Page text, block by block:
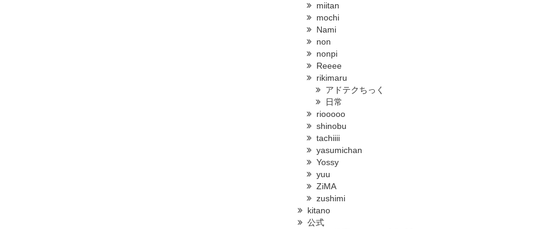
miitan
mochi
Nami
non
nonpi
Reeee
rikimaru
アドテクちっく
日常
riooooo
shinobu
tachiiii
yasumichan
Yossy
yuu
ZiMA
zushimi
kitano
公式